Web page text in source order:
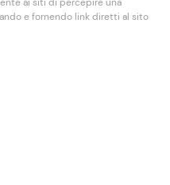
e fornendo link diretti al sito